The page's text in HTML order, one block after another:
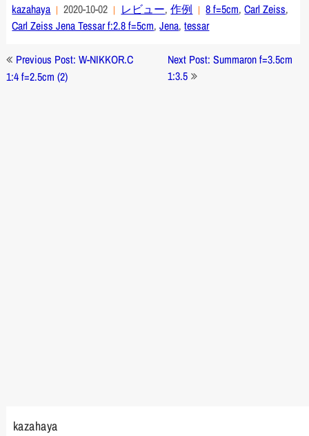
kazahaya 2020-10-02 レビュー,作例 8 f=5cm,Carl Zeiss,
Carl Zeiss Jena Tessar f:2.8 f=5cm,Jena,tessar
投
稿
Previous Post: W-NIKKOR.C
1:4 f=2.5cm (2)
Next Post: Summaron f=3.5cm
1:3.5
kazahaya